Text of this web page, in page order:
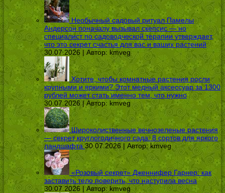
Необычный садовый ритуал Памелы
Андерсон поначалу вызывал скепсис — но
специалист по садоводческой терапии утверждает,
что это секрет счастья для вас и ваших растений
30.07.2026 | Автор: kmveg
Хотите, чтобы комнатные растения росли
крупными и яркими? Этот медный аксессуар за 1300
рублей может стать именно тем, что нужно
30.07.2026 | Автор: kmveg
Широколиственные вечнозеленые растения
— секрет круглогодичного сада: 8 сортов для яркого
ландшафта 30.07.2026 | Автор:kmveg
«Розовый секрет» Дженнифер Гарнер: как
заставить тело поверить, что наступила весна
30.07.2026 | Автор: kmveg